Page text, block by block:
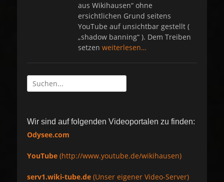
aus Wikihausen“ ohne
ersichtlichen Grund seitens
YouTube auf unsichtbar gestellt (
„shadow banning“ ). Dem Treiben
setzen weiterlesen…
Suche
nach:
Wir sind auf folgenden Videoportalen zu finden:
Odysee.com
YouTube (http://www.youtube.de/wikihausen)
serv1.wiki-tube.de (Unser eigener Video-Server)